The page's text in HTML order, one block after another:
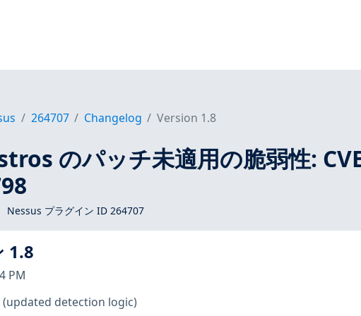
264707 Changelog Version 1.8
のパッチ未適用の脆弱性:
Nessus プラグイン ID 264707
1.8
PM
(updated detection logic)